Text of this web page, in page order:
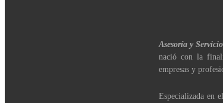
Asesoría y
nació con la
empresas y
Especializada en